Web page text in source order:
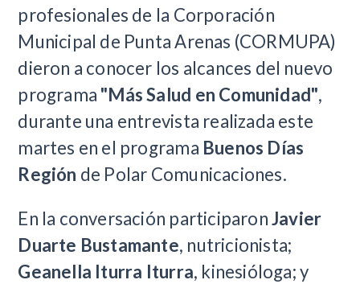
profesionales de la Corporación
Municipal de Punta Arenas (CORMUPA)
dieron a conocer los alcances del nuevo
programa "Más Salud en Comunidad",
durante una entrevista realizada este
martes en el programa Buenos Días
Región de Polar Comunicaciones.
En la conversación participaronJavier
Duarte Bustamante, nutricionista;
Geanella Iturra Iturra, kinesióloga; y